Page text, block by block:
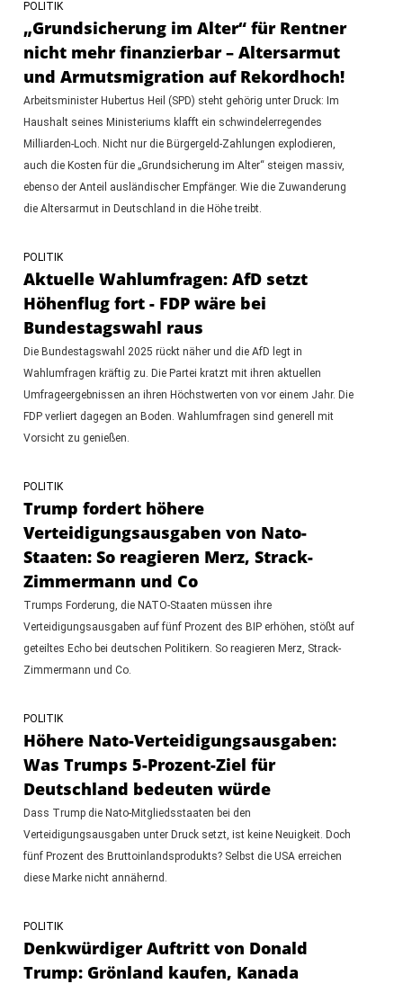
POLITIK
„Grundsicherung im Alter“ für Rentner
nicht mehr finanzierbar – Altersarmut
und Armutsmigration auf Rekordhoch!
Arbeitsminister Hubertus Heil (SPD) steht gehörig unter Druck: Im
Haushalt seines Ministeriums klafft ein schwindelerregendes
Milliarden-Loch. Nicht nur die Bürgergeld-Zahlungen explodieren,
auch die Kosten für die „Grundsicherung im Alter“ steigen massiv,
ebenso der Anteil ausländischer Empfänger. Wie die Zuwanderung
die Altersarmut in Deutschland in die Höhe treibt.
POLITIK
Aktuelle Wahlumfragen: AfD setzt
Höhenflug fort - FDP wäre bei
Bundestagswahl raus
Die Bundestagswahl 2025 rückt näher und die AfD legt in
Wahlumfragen kräftig zu. Die Partei kratzt mit ihren aktuellen
Umfrageergebnissen an ihren Höchstwerten von vor einem Jahr. Die
FDP verliert dagegen an Boden. Wahlumfragen sind generell mit
Vorsicht zu genießen.
POLITIK
Trump fordert höhere
Verteidigungsausgaben von Nato-
Staaten: So reagieren Merz, Strack-
Zimmermann und Co
Trumps Forderung, die NATO-Staaten müssen ihre
Verteidigungsausgaben auf fünf Prozent des BIP erhöhen, stößt auf
geteiltes Echo bei deutschen Politikern. So reagieren Merz, Strack-
Zimmermann und Co.
POLITIK
Höhere Nato-Verteidigungsausgaben:
Was Trumps 5-Prozent-Ziel für
Deutschland bedeuten würde
Dass Trump die Nato-Mitgliedsstaaten bei den
Verteidigungsausgaben unter Druck setzt, ist keine Neuigkeit. Doch
fünf Prozent des Bruttoinlandsprodukts? Selbst die USA erreichen
diese Marke nicht annähernd.
POLITIK
Denkwürdiger Auftritt von Donald
Trump: Grönland kaufen, Kanada